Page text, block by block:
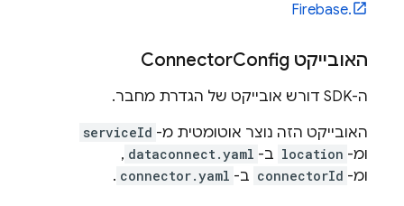
Firebase.
האובייקט Connector Config
ה-SDK דורש אובייקט של הגדרת מחבר.
האובייקט הזה נוצר אוטומטית מ- serviceId
ומ- location ב- dataconnect.yaml
,
ומ- connectorId ב- connector.yaml
.